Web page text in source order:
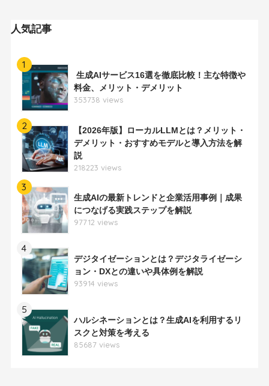
人気記事
1
生成AIサービス16選を徹底比較！主な特徴や
料金、メリット・デメリット
353738 views
2
【2026年版】ローカルLLMとは？メリット・
デメリット・おすすめモデルと導入方法を解
説
218223 views
3
生成AIの最新トレンドと企業活用事例｜成果
につなげる実践ステップを解説
97712 views
4
デジタイゼーションとは？デジタライゼーシ
ョン・DXとの違いや具体例を解説
93914 views
5
ハルシネーションとは？生成AIを利用するリ
スクと対策を考える
85687 views